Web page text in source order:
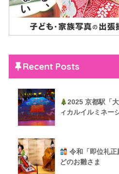
Recent Posts
2025 京都駅「
ィカルイルミネー
令和「即位礼
どのお雛さま